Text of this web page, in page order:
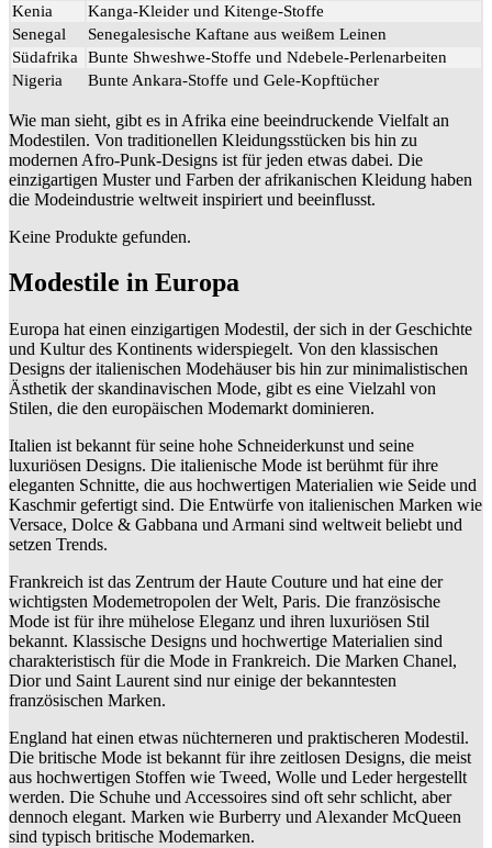
Kenia
Kanga-Kleider und Kitenge-Stoffe
Senegal
Senegalesische Kaftane aus weißem Leinen
Südafrika
Bunte Shweshwe-Stoffe und Ndebele-Perlenarbeiten
Nigeria
Bunte Ankara-Stoffe und Gele-Kopftücher
Wie man sieht, gibt es in Afrika eine beeindruckende Vielfalt an
Modestilen. Von traditionellen Kleidungsstücken bis hin zu
modernen Afro-Punk-Designs ist für jeden etwas dabei. Die
einzigartigen Muster und Farben der afrikanischen Kleidung haben
die Modeindustrie weltweit inspiriert und beeinflusst.
Keine Produkte gefunden.
Modestile in Europa
Europa hat einen einzigartigen Modestil, der sich in der Geschichte
und Kultur des Kontinents widerspiegelt. Von den klassischen
Designs der italienischen Modehäuser bis hin zur minimalistischen
Ästhetik der skandinavischen Mode, gibt es eine Vielzahl von
Stilen, die den europäischen Modemarkt dominieren.
Italien ist bekannt für seine hohe Schneiderkunst und seine
luxuriösen Designs. Die italienische Mode ist berühmt für ihre
eleganten Schnitte, die aus hochwertigen Materialien wie Seide und
Kaschmir gefertigt sind. Die Entwürfe von italienischen Marken wie
Versace, Dolce & Gabbana und Armani sind weltweit beliebt und
setzen Trends.
Frankreich ist das Zentrum der Haute Couture und hat eine der
wichtigsten Modemetropolen der Welt, Paris. Die französische
Mode ist für ihre mühelose Eleganz und ihren luxuriösen Stil
bekannt. Klassische Designs und hochwertige Materialien sind
charakteristisch für die Mode in Frankreich. Die Marken Chanel,
Dior und Saint Laurent sind nur einige der bekanntesten
französischen Marken.
England hat einen etwas nüchterneren und praktischeren Modestil.
Die britische Mode ist bekannt für ihre zeitlosen Designs, die meist
aus hochwertigen Stoffen wie Tweed, Wolle und Leder hergestellt
werden. Die Schuhe und Accessoires sind oft sehr schlicht, aber
dennoch elegant. Marken wie Burberry und Alexander McQueen
sind typisch britische Modemarken.